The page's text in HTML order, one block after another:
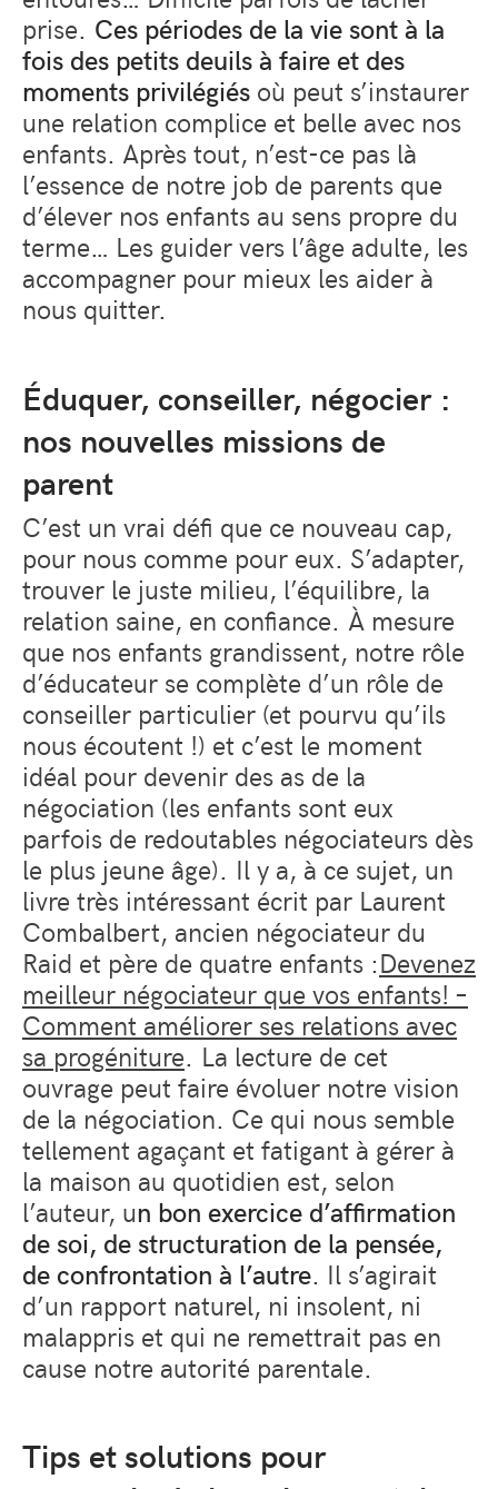
prise. Ces périodes de la vie sont à la
fois des petits deuils à faire et des
moments privilégiés où peut s’instaurer
une relation complice et belle avec nos
enfants. Après tout, n’est-ce pas là
l’essence de notre job de parents que
d’élever nos enfants au sens propre du
terme… Les guider vers l’âge adulte, les
accompagner pour mieux les aider à
nous quitter.
Éduquer, conseiller, négocier :
nos nouvelles missions de
parent
C’est un vrai défi que ce nouveau cap,
pour nous comme pour eux. S’adapter,
trouver le juste milieu, l’équilibre, la
relation saine, en confiance. À mesure
que nos enfants grandissent, notre rôle
d’éducateur se complète d’un rôle de
conseiller particulier (et pourvu qu’ils
nous écoutent !) et c’est le moment
idéal pour devenir des as de la
négociation (les enfants sont eux
parfois de redoutables négociateurs dès
le plus jeune âge). Il y a, à ce sujet, un
livre très intéressant écrit par Laurent
Combalbert, ancien négociateur du
Raid et père de quatre enfants :Devenez
meilleur négociateur que vos enfants! –
Comment améliorer ses relations avec
sa progéniture. La lecture de cet
ouvrage peut faire évoluer notre vision
de la négociation. Ce qui nous semble
tellement agaçant et fatigant à gérer à
la maison au quotidien est, selon
l’auteur, un bon exercice d’affirmation
de soi, de structuration de la pensée,
de confrontation à l’autre. Il s’agirait
d’un rapport naturel, ni insolent, ni
malappris et qui ne remettrait pas en
cause notre autorité parentale.
Tips et solutions pour